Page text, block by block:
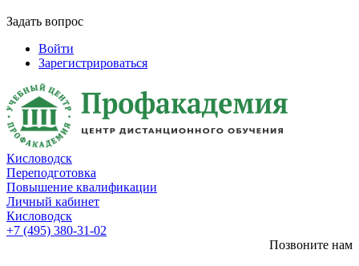
Задать вопрос
Войти
Зарегистрироваться
Кисловодск
Переподготовка
Повышение квалификации
Личный кабинет
Кисловодск
+7 (495) 380-31-02
Позвоните нам